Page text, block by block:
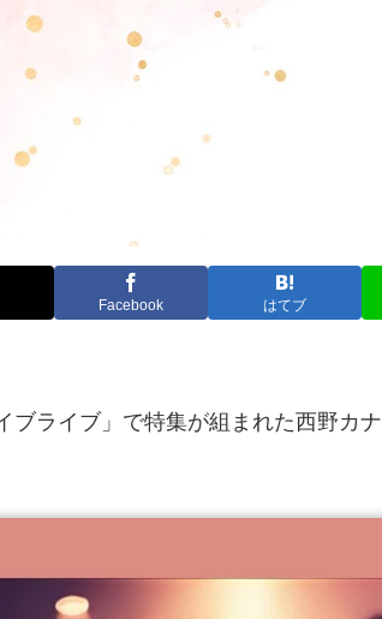
Facebook はてブ
ブライブ」で特集が組まれた西野カ